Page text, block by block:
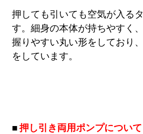
押しても引いても空気が入る
す。細身の本体が持ちやすく
握りやすい丸い形をしており
をしています。
押し引き両用ポンプについて